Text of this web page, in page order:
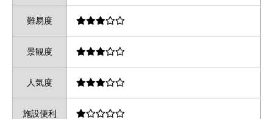
難易度
景観度
人気度
施設便利